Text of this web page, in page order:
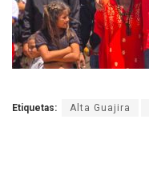
Etiquetas: Alta Guajira